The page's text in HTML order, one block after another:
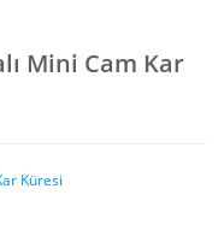
Mini Cam Kar
Küresi